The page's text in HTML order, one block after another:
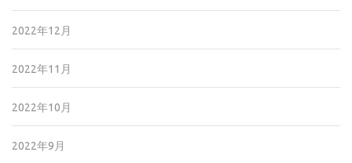
2022年12月
2022年11月
2022年10月
2022年9月